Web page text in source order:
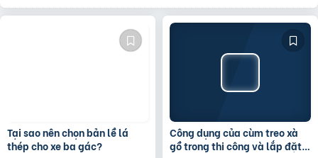
Tại sao nên chọn bản lề lá
thép cho xe ba gác?
Công dụng của cùm treo xà
gồ trong thi công và lắp đặt